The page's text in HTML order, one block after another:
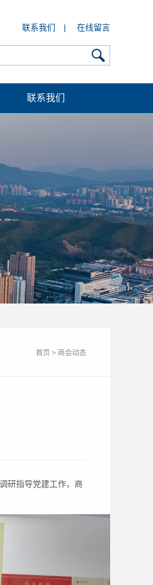
联系我们 | 在线留言
联系我们
首页 > 商会动态
研指导党建工作，商